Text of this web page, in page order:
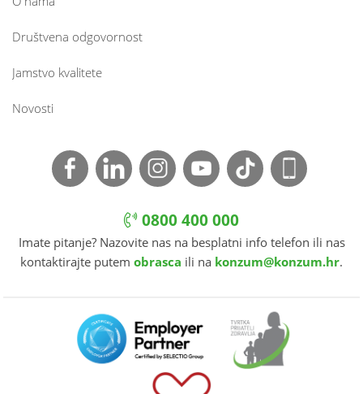
Društvena odgovornost
Jamstvo kvalitete
Novosti
0800 400 000
Imate pitanje? Nazovite nas na besplatni info telefon ili nas
kontaktirajte putem obrasca ili na konzum@konzum.hr.